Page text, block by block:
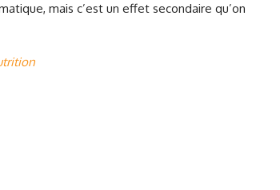
mais c’est un effet secondaire qu’on